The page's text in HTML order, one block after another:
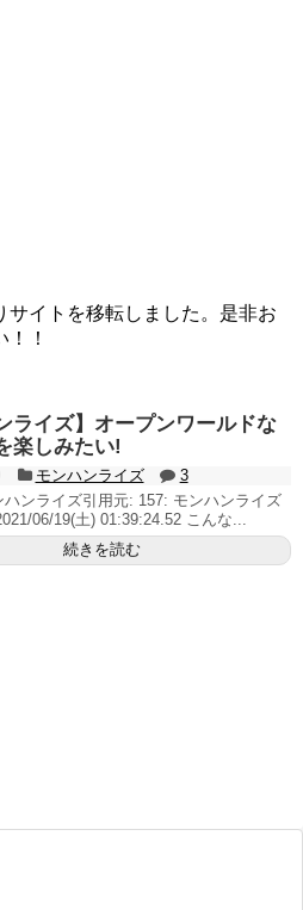
サイトを移転しました。是非お
！
ライズ】オープンワールドな
楽しみたい!
モンハンライズ
3
ハンライズ引用元: 157: モンハンライズ
06/19(土) 01:39:24.52 こんな...
続きを読む